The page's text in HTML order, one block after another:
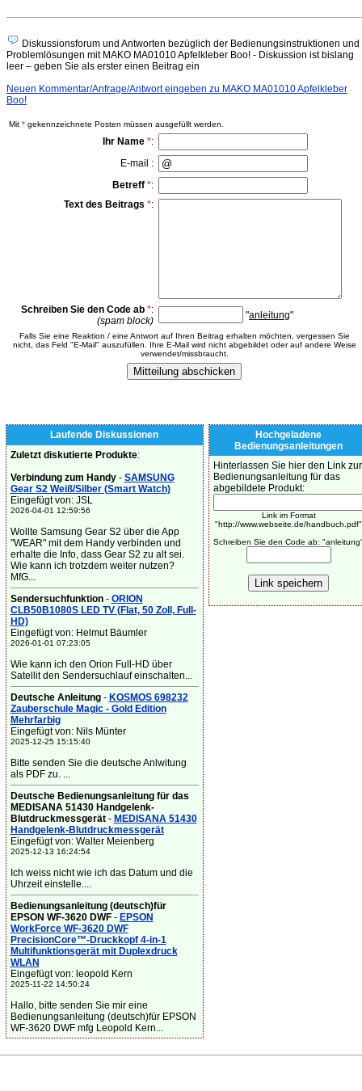
Diskussionsforum und Antworten bezüglich der Bedienungsinstruktionen und
Problemlösungen mit MAKO MA01010 Apfelkleber Boo! - Diskussion ist bislang
leer – geben Sie als erster einen Beitrag ein
Neuen Kommentar/Anfrage/Antwort eingeben zu MAKO MA01010 Apfelkleber
Boo!
Mit * gekennzeichnete Posten müssen ausgefüllt werden.
Ihr Name *:
E-mail :
Betreff *:
Text des Beitrags *:
Schreiben Sie den Code ab *:
(spam block)
"anleitung"
Falls Sie eine Reaktion / eine Antwort auf Ihren Beitrag erhalten möchten, vergessen Sie
nicht, das Feld "E-Mail" auszufüllen. Ihre E-Mail wird nicht abgebildet oder auf andere Weise
verwendet/missbraucht.
Laufende Diskussionen
Zuletzt diskutierte Produkte:
Verbindung zum Handy- SAMSUNG
Gear S2 Weiß/Silber (Smart Watch)
Eingefügt von: JSL
2026-04-01 12:59:56
Wollte Samsung Gear S2 über die App
"WEAR" mit dem Handy verbinden und
erhalte die Info, dass Gear S2 zu alt sei.
Wie kann ich trotzdem weiter nutzen?
MfG...
Sendersuchfunktion- ORION
CLB50B1080S LED TV (Flat, 50 Zoll, Full-
HD)
Eingefügt von: Helmut Bäumler
2026-01-01 07:23:05
Wie kann ich den Orion Full-HD über
Satellit den Sendersuchlauf einschalten...
Deutsche Anleitung- KOSMOS 698232
Zauberschule Magic - Gold Edition
Mehrfarbig
Eingefügt von: Nils Münter
2025-12-25 15:15:40
Bitte senden Sie die deutsche Anlwitung
als PDF zu. ...
Deutsche Bedienungsanleitung für das
MEDISANA 51430 Handgelenk-
Blutdruckmessgerät- MEDISANA 51430
Handgelenk-Blutdruckmessgerät
Eingefügt von: Walter Meienberg
2025-12-13 16:24:54
Ich weiss nicht wie ich das Datum und die
Uhrzeit einstelle....
Bedienungsanleitung (deutsch)für
EPSON WF-3620 DWF- EPSON
WorkForce WF-3620 DWF
PrecisionCore™-Druckkopf 4-in-1
Multifunktionsgerät mit Duplexdruck
WLAN
Eingefügt von: leopold Kern
2025-11-22 14:50:24
Hallo, bitte senden Sie mir eine
Bedienungsanleitung (deutsch)für EPSON
WF-3620 DWF mfg Leopold Kern...
Hochgeladene
Bedienungsanleitungen
Hinterlassen Sie hier den Link zur
Bedienungsanleitung für das
abgebildete Produkt:
Link im Format
"http://www.webseite.de/handbuch.pdf"
Schreiben Sie den Code ab: